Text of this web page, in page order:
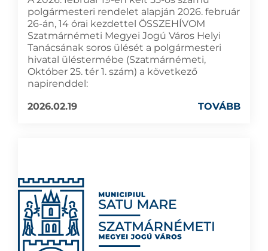
polgármesteri rendelet alapján 2026. február
26-án, 14 órai kezdettel ÖSSZEHÍVOM
Szatmárnémeti Megyei Jogú Város Helyi
Tanácsának soros ülését a polgármesteri
hivatal üléstermébe (Szatmárnémeti,
Október 25. tér 1. szám) a következő
napirenddel:
2026.02.19
TOVÁBB